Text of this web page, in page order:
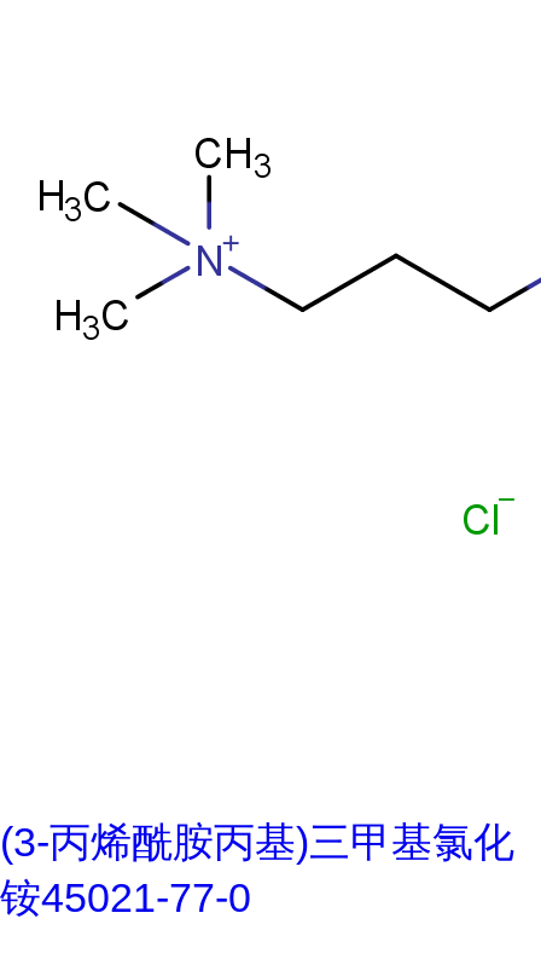
(3-丙烯酰胺丙基)三甲基氯化
铵45021-77-0